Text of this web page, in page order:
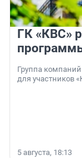
ГК «КВС»
Группа
для участников
5 августа, 18:13